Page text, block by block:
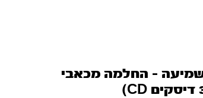
– החלמה מכאבי